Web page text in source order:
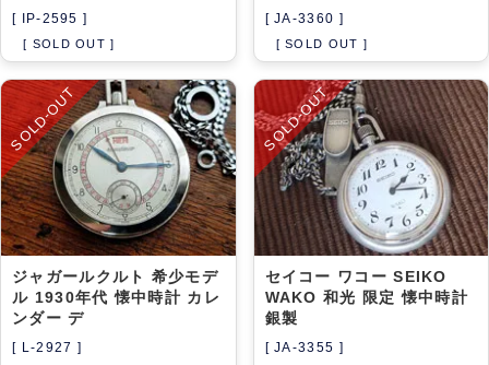
[ IP-2595 ]
[ SOLD OUT ]
[ JA-3360 ]
[ SOLD OUT ]
SOLD-OUT
ジャガールクルト 希少モデ
ル 1930年代 懐中時計 カレ
ンダー デ
[ L-2927 ]
SOLD-OUT
セイコー ワコー SEIKO
WAKO 和光 限定 懐中時計
銀製
[ JA-3355 ]